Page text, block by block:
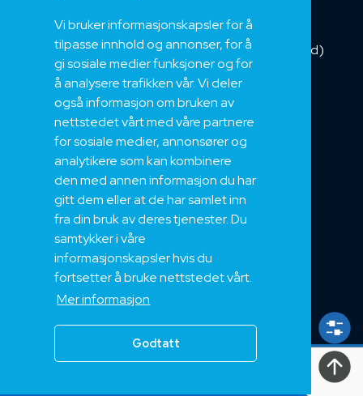
Vi bruker informasjonskapsler for å
tilpasse innhold og annonser, for å
gi sosiale medier funksjoner og for
å analysere trafikken vår. Vi deler
også informasjon om bruken av
nettstedet vårt med våre partnere
for sosiale medier, annonsører og
analytikere som kan kombinere
den med annen informasjon du har
gitt dem eller at de har samlet inn
fra din bruk av deres tjenester. Du
samtykker i våre
informasjonskapsler hvis du
fortsetter å bruke nettstedet vårt.
Mer informasjon
Godtatt
Installasjonskabel
Kombikabel (Hybrid)
DNV sertifisert
Tilbehør
Om oss
Bærekraft og Åpenhet
Jobb hos oss
Sertifiseringer
Support
Teknisk
Eksport
Salgs og Leveringsbetingelser
rettigheter2024, Nek Kabel AS 2024